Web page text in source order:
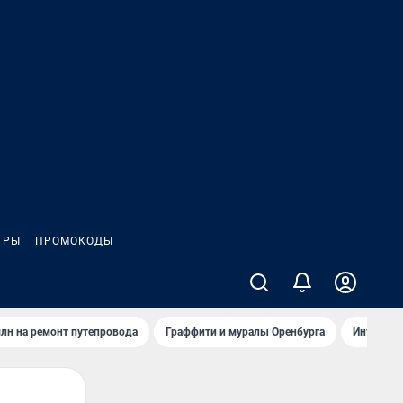
ПРОМОКОДЫ
на ремонт путепровода Граффити и муралы Оренбурга